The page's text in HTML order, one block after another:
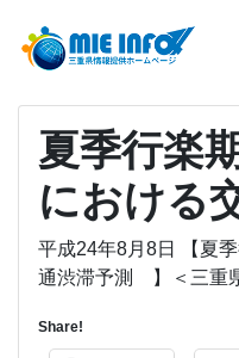
夏季行楽
における
平成24年8月8日 【夏
通渋滞予測 】＜三重
Share!